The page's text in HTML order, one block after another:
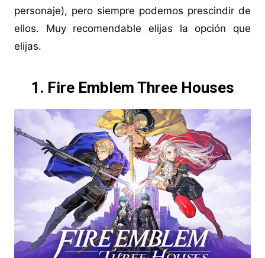
personaje), pero siempre podemos prescindir de
ellos. Muy recomendable elijas la opción que
elijas.
1. Fire Emblem Three Houses